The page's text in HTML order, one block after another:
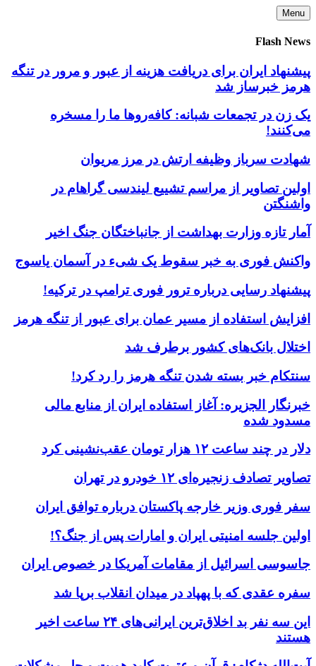
Skip
to
content
Menu
Flash News
پیشنهاد ایران برای دریافت هزینه از عبور و مرور در تنگه
هرمز خبرساز شد
یک زن در تجمعات شبانه: کافه‌روها ما را مسخره
می‌کنند!
شهادت سرباز وظیفه ارتش در مرز مریوان
اولین تصاویر از مراسم تشییع لیندسی گراهام در
واشنگتن
آمار تازه وزارت بهداشت از جانباختگان جنگ اخیر
واکنش فوری به خبر سقوط یک شیء در آسمان یاسوج
پیشنهاد رسایی درباره ترور فوری ترامپ در ترکیه!
افزایش استفاده از مسیر عمان برای عبور از تنگه هرمز
اختلال بانک‌های کشور برطرف شد
سنتکام خبر بسته شدن تنگه هرمز را رد کرد!
خبرنگار الجزیره: آغاز استفاده ایران از منابع مالی
مسدود شده
دلار در چند ساعت ۱۲ هزار تومان عقب‌نشینی کرد
تصاویر تصادف زنجیره‌ای ۱۲ خودرو در تهران
سفر فوری وزیر خارجه پاکستان درباره توافق ایران
اولین جلسه امنیتی ایران و امارات پس از جنگ؟!
جاسوسی اسرائیل از مقامات آمریکا در خصوص ایران
سفره عقدی که با پهپاد در میدان انقلاب برپا شد
این سه نفر بد اخلاق‌ترین ایرانی‌های ۲۴ ساعت اخیر
هستند